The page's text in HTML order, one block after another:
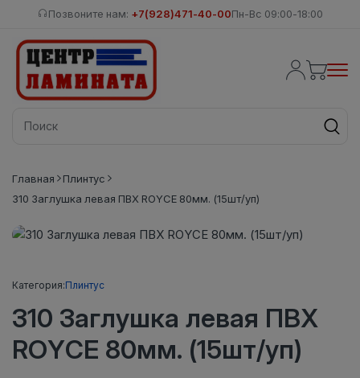
Позвоните нам: +7(928)471-40-00Пн-Вс 09:00-18:00
Главная
Плинтус
310 Заглушка левая ПВХ ROYCE 80мм. (15шт/уп)
Категория:Плинтус
310 Заглушка левая ПВХ
ROYCE 80мм. (15шт/уп)